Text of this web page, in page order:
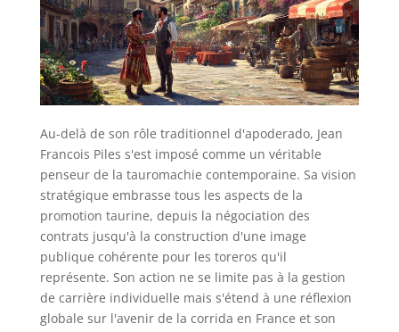
Au-delà de son rôle traditionnel d'apoderado, Jean
Francois Piles s'est imposé comme un véritable
penseur de la tauromachie contemporaine. Sa vision
stratégique embrasse tous les aspects de la
promotion taurine, depuis la négociation des
contrats jusqu'à la construction d'une image
publique cohérente pour les toreros qu'il
représente. Son action ne se limite pas à la gestion
de carrière individuelle mais s'étend à une réflexion
globale sur l'avenir de la corrida en France et son